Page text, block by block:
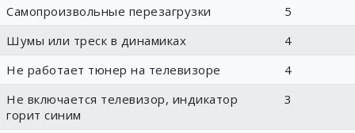
Самопроизвольные перезагрузки
5
Шумы или треск в динамиках
4
Не работает тюнер на телевизоре
4
Не включается телевизор, индикатор
горит синим
3